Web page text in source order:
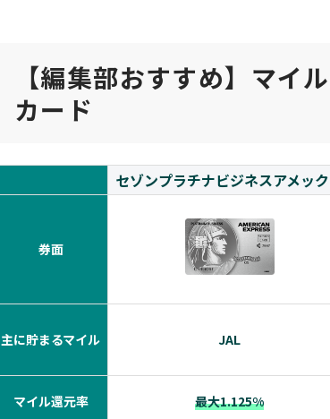
【編集部おすすめ】マイ
カード
セゾンプラチナビジネスアメッ
券面
主に貯まるマイル JAL
マイル還元率 最大1.125%